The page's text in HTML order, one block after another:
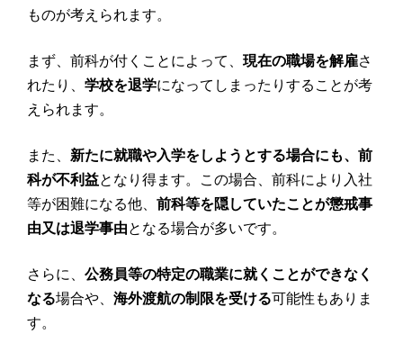
ものが考えられます。
まず、前科が付くことによって、 現在の職場を解雇さ
れたり、 学校を退学になってしまったりすることが考
えられます。
また、 新たに就職や入学をしようとする場合にも、前
科が不利益となり得ます。この場合、前科により入社
等が困難になる他、 前科等を隠していたことが懲戒事
由又は退学事由となる場合が多いです。
さらに、 公務員等の特定の職業に就くことができなく
なる場合や、 海外渡航の制限を受ける可能性もありま
す。